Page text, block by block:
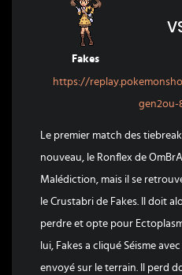
Fakes
https://
gen2ou-
Le premier match des
nouveau, le Ronflex de
Malédiction, mais il se
le Crustabri de Fakes. Il doit
perdre et opte pour
lui, Fakes a cliqué Séisme
envoyé sur le terrain. Il perd